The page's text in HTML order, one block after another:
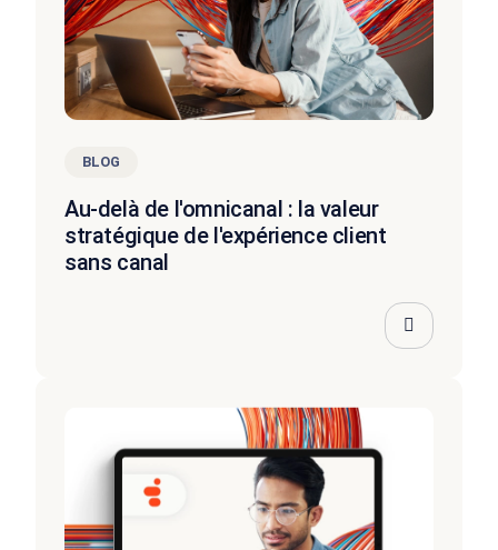
BLOG
Au-delà de l'omnicanal : la valeur
stratégique de l'expérience client
sans canal